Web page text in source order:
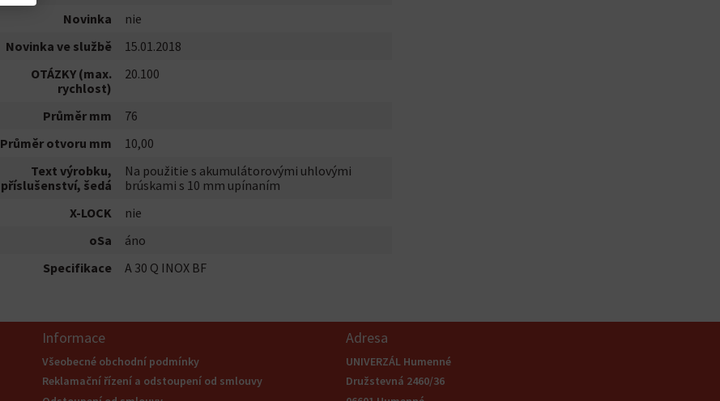
Novinka
nie
Novinka ve službě
15.01.2018
OTÁZKY (max.
rychlost)
20.100
Průměr mm
76
Průměr otvoru mm
10,00
Text výrobku,
příslušenství, šedá
Na použitie s akumulátorovými uhlovými
brúskami s 10 mm upínaním
X-LOCK
nie
oSa
áno
Specifikace
A 30 Q INOX BF
Informace
Všeobecné obchodní podmínky
Reklamační řízení a odstoupení od smlouvy
Adresa
UNIVERZÁL Humenné
Družstevná 2460/36